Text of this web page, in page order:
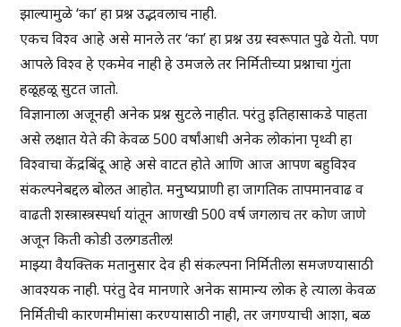
झाल्यामुळे ‘का’ हा प्रश्न उद्भवलाच नाही.
एकच विश्व आहे असे मानले तर ‘का’ हा प्रश्न उग्र स्वरूपात पुढे येतो. पण
आपले विश्व हे एकमेव नाही हे उमजले तर निर्मितीच्या प्रश्नाचा गुंता
हळूहळू सुटत जातो.
विज्ञानाला अजूनही अनेक प्रश्न सुटले नाहीत. परंतु इतिहासाकडे पाहता
असे लक्षात येते की केवळ 500 वर्षांआधी अनेक लोकांना पृथ्वी हा
विश्वाचा केंद्रबिंदू आहे असे वाटत होते आणि आज आपण बहुविश्व
संकल्पनेबद्दल बोलत आहोत. मनुष्यप्राणी हा जागतिक तापमानवाढ व
वाढती शस्त्रास्त्रस्पर्धा यांतून आणखी 500 वर्ष जगलाच तर कोण जाणे
अजून किती कोडी उलगडतील!
माझ्या वैयक्तिक मतानुसार देव ही संकल्पना निर्मितीला समजण्यासाठी
आवश्यक नाही. परंतु देव मानणारे अनेक सामान्य लोक हे त्याला केवळ
निर्मितीची कारणमीमांसा करण्यासाठी नाही, तर जगण्याची आशा, बळ